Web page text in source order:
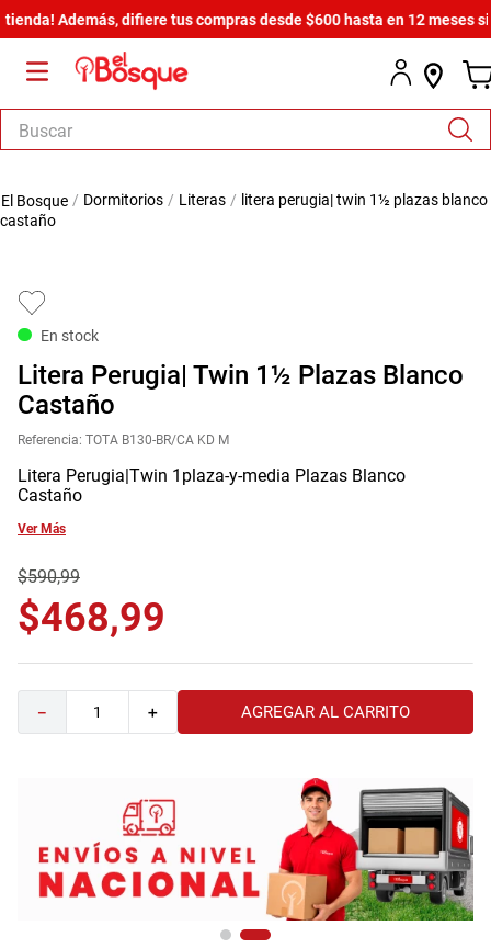
Además, difiere tus compras desde $600 hasta en 12 meses sin
Buscar
dormitorios literas
litera perugia| twin 1½ plazas blanco
castaño
En stock
Litera Perugia| Twin 1½ Plazas Blanco
Castaño
Referencia: TOTA B130-BR/CA KD M
Litera Perugia|Twin 1plaza-y-media Plazas Blanco
Castaño
Ver Más
$590,99
$468,99
＋
－ AGREGAR AL CARRITO
1.
salas
.
.
6.
armario lux
7.
cama
8.
havana master